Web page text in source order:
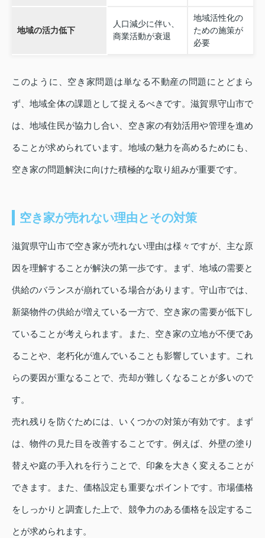
地域の活力低下
人口減少に伴い、
商業活動が衰退
地域活性化の
ための施策が
必要
このように、空き家問題は単なる不動産の問題にとどまら
ず、地域全体の課題として捉えるべきです。滋賀県守山市で
は、地域住民が協力し合い、空き家の有効活用や管理を進め
ることが求められています。地域の魅力を高めるためにも、
空き家の問題解決に向けた積極的な取り組みが重要です。
空き家が売れない理由とその対策
滋賀県守山市で空き家が売れない理由は様々ですが、主な原
因を理解することが解決の第一歩です。まず、地域の需要と
供給のバランスが崩れている場合があります。守山市では、
新築物件の供給が増えている一方で、空き家の需要が低下し
ていることが考えられます。また、空き家の立地が不便であ
ることや、老朽化が進んでいることも影響しています。これ
らの要因が重なることで、売却が難しくなることが多いので
す。
売れ残りを防ぐためには、いくつかの対策が有効です。まず
は、物件の見た目を改善することです。例えば、外壁の塗り
替えや庭の手入れを行うことで、印象を大きく変えることが
できます。また、価格設定も重要なポイントです。市場価格
をしっかりと調査した上で、競争力のある価格を設定するこ
とが求められます。